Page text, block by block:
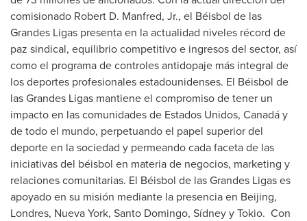
comisionado Robert D. Manfred, Jr., el Béisbol de las
Grandes Ligas presenta en la actualidad niveles récord de
paz sindical, equilibrio competitivo e ingresos del sector, así
como el programa de controles antidopaje más integral de
los deportes profesionales estadounidenses. El Béisbol de
las Grandes Ligas mantiene el compromiso de tener un
impacto en las comunidades de Estados Unidos, Canadá y
de todo el mundo, perpetuando el papel superior del
deporte en la sociedad y permeando cada faceta de las
iniciativas del béisbol en materia de negocios, marketing y
relaciones comunitarias. El Béisbol de las Grandes Ligas es
apoyado en su misión mediante la presencia en Beijing,
Londres, Nueva York, Santo Domingo, Sídney y Tokio. Con